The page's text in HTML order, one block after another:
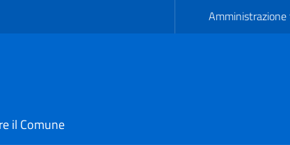
il Comune